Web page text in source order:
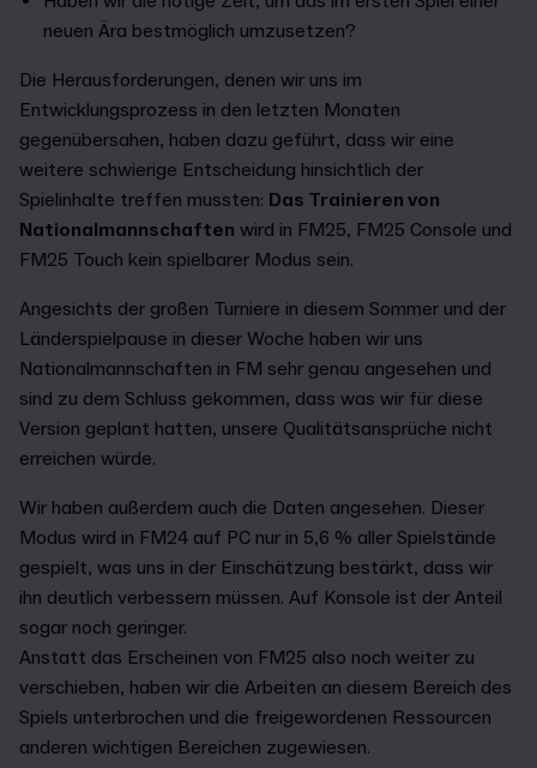
neuen Ära bestmöglich umzusetzen?
Die Herausforderungen, denen wir uns im
Entwicklungsprozess in den letzten Monaten
gegenübersahen, haben dazu geführt, dass wir eine
weitere schwierige Entscheidung hinsichtlich der
Spielinhalte treffen mussten: Das Trainieren von
Nationalmannschaften wird in FM25, FM25 Console und
FM25 Touch kein spielbarer Modus sein.
Angesichts der großen Turniere in diesem Sommer und der
Länderspielpause in dieser Woche haben wir uns
Nationalmannschaften in FM sehr genau angesehen und
sind zu dem Schluss gekommen, dass was wir für diese
Version geplant hatten, unsere Qualitätsansprüche nicht
erreichen würde.
Wir haben außerdem auch die Daten angesehen. Dieser
Modus wird in FM24 auf PC nur in 5,6 % aller Spielstände
gespielt, was uns in der Einschätzung bestärkt, dass wir
ihn deutlich verbessern müssen. Auf Konsole ist der Anteil
sogar noch geringer.
Anstatt das Erscheinen von FM25 also noch weiter zu
verschieben, haben wir die Arbeiten an diesem Bereich des
Spiels unterbrochen und die freigewordenen Ressourcen
anderen wichtigen Bereichen zugewiesen.